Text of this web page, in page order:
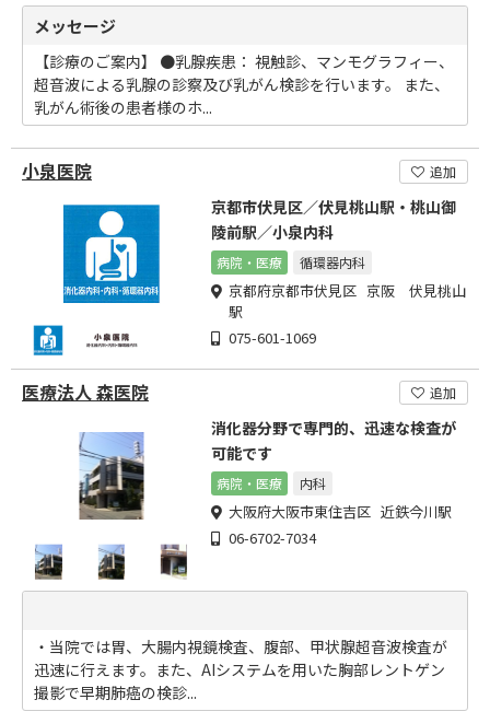
メッセージ
【診療のご案内】 ●乳腺疾患： 視触診、マンモグラフィー、
超音波による乳腺の診察及び乳がん検診を行います。 また、
乳がん術後の患者様のホ...
小泉医院 追加
京都市伏見区／伏見桃山駅・桃山御
陵前駅／小泉内科
病院・医療 循環器内科
京都府京都市伏見区 京阪 伏見桃山
駅
075-601-1069
医療法人 森医院 追加
消化器分野で専門的、迅速な検査が
可能です
病院・医療 内科
大阪府大阪市東住吉区 近鉄今川駅
06-6702-7034
・当院では胃、大腸内視鏡検査、腹部、甲状腺超音波検査が
迅速に行えます。また、AIシステムを用いた胸部レントゲン
撮影で早期肺癌の検診...